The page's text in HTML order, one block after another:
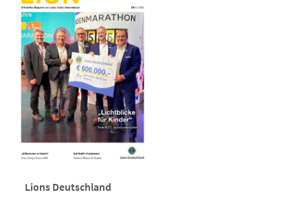
Lions Deutschland